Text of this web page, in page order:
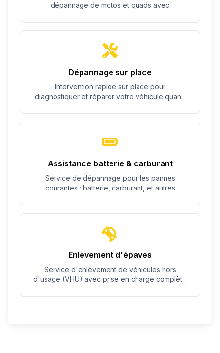
dépannage de motos et quads avec
Dépannage sur place
Intervention rapide sur place pour
diagnostiquer et réparer votre véhicule quand
Assistance batterie & carburant
Service de dépannage pour les pannes
courantes : batterie, carburant, et autres
Enlèvement d'épaves
Service d'enlèvement de véhicules hors
d'usage (VHU) avec prise en charge complète